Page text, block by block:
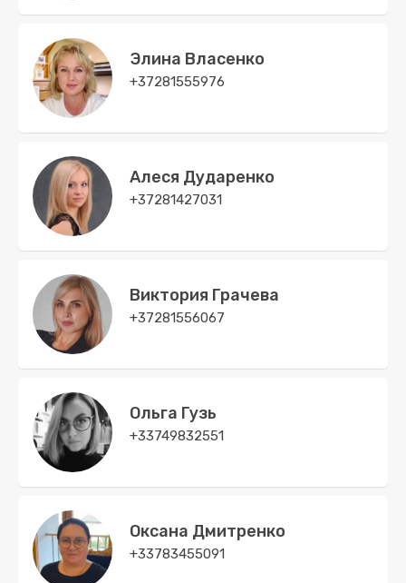
Элина Власенко
+37281555976
Алеся Дударенко
+37281427031
Виктория Грачева
+37281556067
Ольга Гузь
+33749832551
Оксана Дмитренко
+33783455091